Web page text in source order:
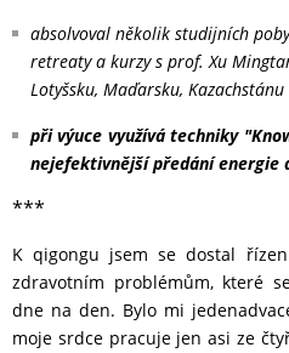
absolvoval několik studijních
retreaty a kurzy s prof. Xu
Lotyšsku, Maďarsku, Kazachstánu
při výuce využívá techniky
nejefektivnější předání energie
***
K qigongu jsem se dostal
zdravotním problémům, které
dne na den. Bylo mi
moje srdce pracuje jen asi ze